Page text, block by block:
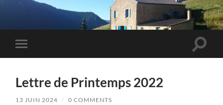
Toggle
mobile
Toggle
Lettre de Printemps 2022
13 JUIN 2024 / 0 COMMENTS